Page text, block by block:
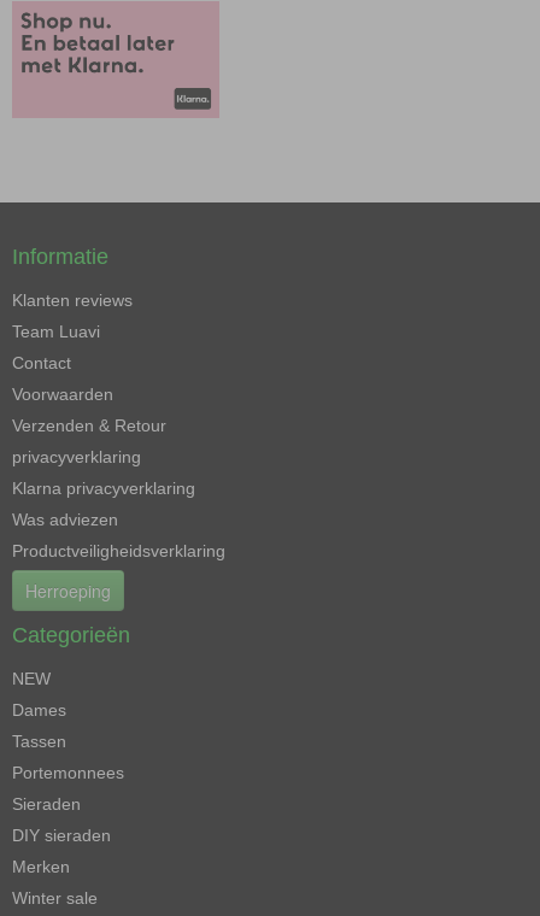
Informatie
Klanten reviews
Team Luavi
Contact
Voorwaarden
Verzenden & Retour
privacyverklaring
Klarna privacyverklaring
Was adviezen
Productveiligheidsverklaring
Herroeping
Categorieën
NEW
Dames
Tassen
Portemonnees
Sieraden
DIY sieraden
Merken
Winter sale